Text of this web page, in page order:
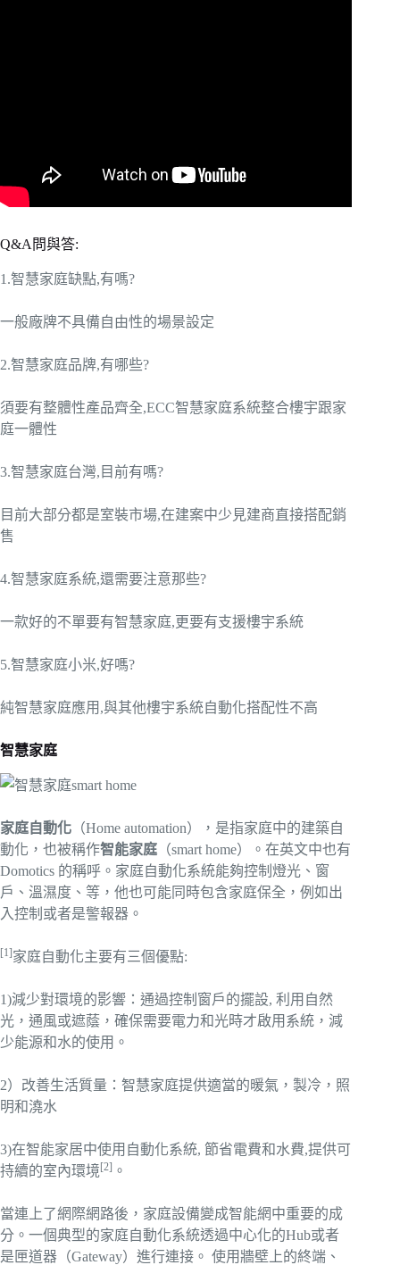
Q&A問與答:
1.智慧家庭缺點,有嗎?
一般廠牌不具備自由性的場景設定
2.智慧家庭品牌,有哪些?
須要有整體性產品齊全,ECC智慧家庭系統整合樓宇跟家
庭一體性
3.智慧家庭台灣,目前有嗎?
目前大部分都是室裝市場,在建案中少見建商直接搭配銷
售
4.智慧家庭系統,還需要注意那些?
一款好的不單要有智慧家庭,更要有支援樓宇系統
5.智慧家庭小米,好嗎?
純智慧家庭應用,與其他樓宇系統自動化搭配性不高
智慧家庭
家庭自動化 （Home automation），是指家庭中的建築自
動化，也被稱作智能家庭 （smart home）。在英文中也有
Domotics 的稱呼。家庭自動化系統能夠控制燈光、窗
戶、溫濕度、等，他也可能同時包含家庭保全，例如出
入控制或者是警報器。
[1] 家庭自動化主要有三個優點:
1)減少對環境的影響：通過控制窗戶的擺設, 利用自然
光，通風或遮蔭，確保需要電力和光時才啟用系統，減
少能源和水的使用。
2）改善生活質量：智慧家庭提供適當的暖氣，製冷，照
明和澆水
3)在智能家居中使用自動化系統, 節省電費和水費,提供可
持續的室內環境 [2] 。
當連上了網際網路後，家庭設備變成智能網中重要的成
分。一個典型的家庭自動化系統透過中心化的Hub或者
是匣道器（Gateway）進行連接。 使用牆壁上的終端、